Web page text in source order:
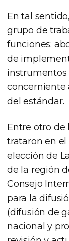
En tal
grupo de
funciones:
de
instrumentos
concerniente
del estándar.
Entre otro de
trataron en el
elección de
de la región
Consejo
para la
(difusión de
nacional y